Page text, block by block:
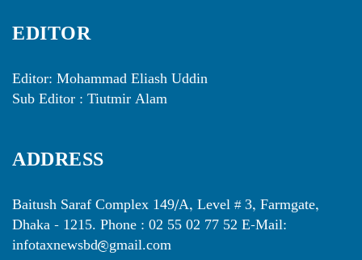
EDITOR
Editor: Mohammad Eliash Uddin
Sub Editor : Tiutmir Alam
ADDRESS
Baitush Saraf Complex 149/A, Level # 3, Farmgate,
Dhaka - 1215. Phone : 02 55 02 77 52 E-Mail:
infotaxnewsbd@gmail.com